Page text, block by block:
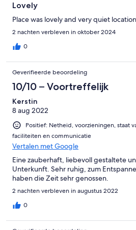
Lovely
Place was lovely and very quiet
2 nachten verbleven in oktober 2024
0
Geverifieerde beoordeling
10/10 – Voortreffelijk
Kerstin
8 aug 2022
Positief: Netheid, voorzieningen, staat
faciliteiten en communicatie
Vertalen met Google
Eine zauberhaft, liebevoll gestaltete
Unterkunft. Sehr ruhig, zum
haben die Zeit sehr genossen.
2 nachten verbleven in augustus 2022
0